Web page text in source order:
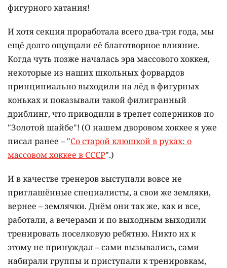
фигурного катания!
И хотя секция проработала всего два-три года, мы
ещё долго ощущали её благотворное влияние.
Когда чуть позже началась эра массового хоккея,
некоторые из наших школьных форвардов
принципиально выходили на лёд в фигурных
коньках и показывали такой филигранный
дриблинг, что приводили в трепет соперников по
"Золотой шайбе"! (О нашем дворовом хоккее я уже
писал ранее – "Со старой клюшкой в руках: о
массовом хоккее в СССР".)
И в качестве тренеров выступали вовсе не
приглашённые специалисты, а свои же земляки,
вернее – землячки. Днём они так же, как и все,
работали, а вечерами и по выходным выходили
тренировать поселковую ребятню. Никто их к
этому не принуждал – сами вызывались, сами
набирали группы и приступали к тренировкам,